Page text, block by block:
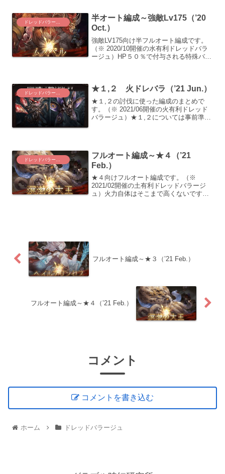
ン（フェイトレス）の...
ドレッドバラージュ
半オート編成～強敵Lv175（’20
Oct.）
強敵LV175向け半フルオート編成です。
（※ 2020/10開催の水有利ドレッドバラ
ージュ）HP５０％で付与される特殊バフ
ないので諦...
ドレッドバラージュ ★１,２ 火ドレバラ（’21 Jun.）
★１,２の討伐に使った編成のまとめで
す。（※ 2021/06開催の火有利ドレッド
バラージュ）★１,２については事前準備
ドレッドバラージュ
フルオート編成～★４（’21
Feb.）
★４向けフルオート編成です。（※
2021/02開催の土有利ドレッドバラージ
ュ）火力自体はそこまで高くないです
フルオート編成～★３（’21 Feb.）
フルオート編成～★４（’21 Feb.）
コメント
コメントを書き込む
ホーム ドレッドバラージュ